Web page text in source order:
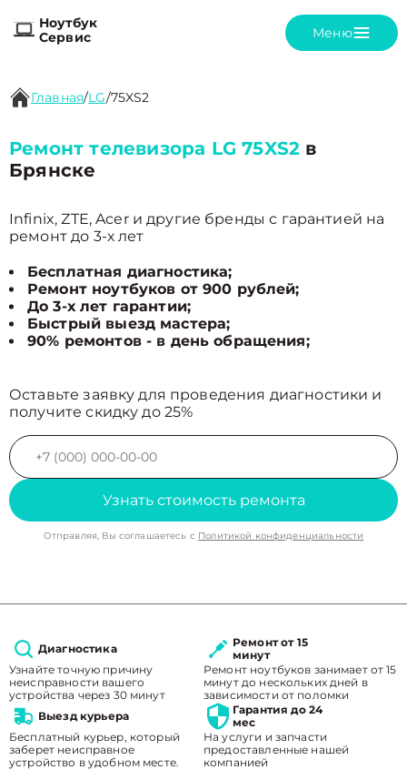
Ноутбук
Сервис
Меню
Главная/LG/75XS2
Ремонт телевизора LG 75XS2 в
Брянске
Infinix, ZTE, Acer и другие бренды с гарантией на
ремонт до 3-х лет
Бесплатная диагностика;
Ремонт ноутбуков от 900 рублей;
До 3-х лет гарантии;
Быстрый выезд мастера;
90% ремонтов - в день обращения;
Оставьте заявку для проведения диагностики и
получите скидку до 25%
Узнать стоимость ремонта
Отправляя, Вы соглашаетесь с Политикой конфиденциальности
Диагностика
Узнайте точную причину
неисправности вашего
устройства через 30 минут
Ремонт от 15
минут
Ремонт ноутбуков занимает от 15
минут до нескольких дней в
зависимости от поломки
Выезд курьера
Бесплатный курьер, который
заберет неисправное
устройство в удобном месте.
Гарантия до 24
мес
На услуги и запчасти
предоставленные нашей
компанией